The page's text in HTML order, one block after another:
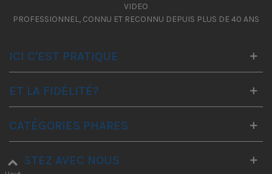
VIDEO
PROFESSIONNEL, CONNU ET RECONNU DEPUIS PLUS DE 40 ANS
ICI C'EST PRATIQUE
ET LA FIDÉLITÉ?
CATÉGORIES PHARES
RESTEZ AVEC NOUS